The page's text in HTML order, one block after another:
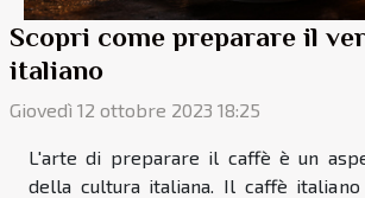
Scopri come preparare il
italiano
Giovedì 12 ottobre 2023 18:25
L'arte di preparare il caffè è un
della cultura italiana. Il caffè